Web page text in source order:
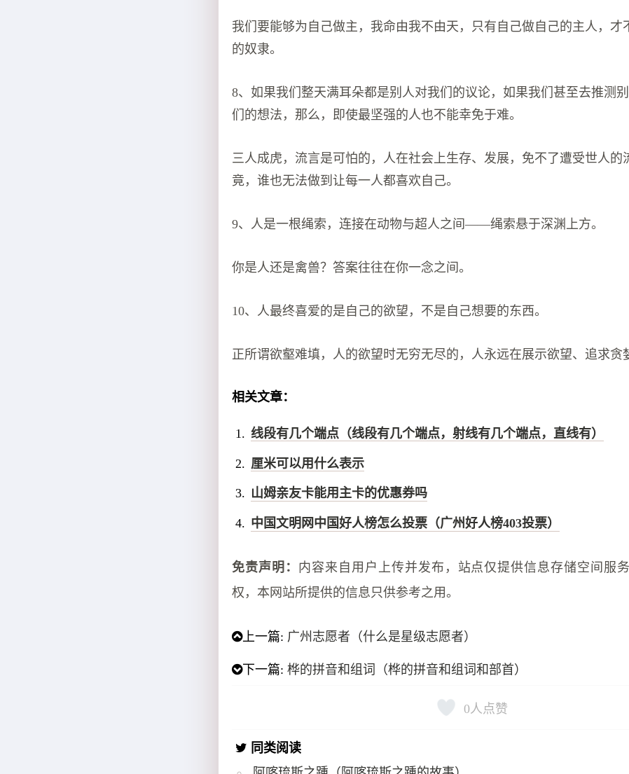
我们要能够为自己做主，我命由我不由天，只有自己做自己的主人，才
的奴隶。
8、如果我们整天满耳朵都是别人对我们的议论，如果我们甚至去推测
们的想法，那么，即使最坚强的人也不能幸免于难。
三人成虎，流言是可怕的，人在社会上生存、发展，免不了遭受世人的
竟，谁也无法做到让每一人都喜欢自己。
9、人是一根绳索，连接在动物与超人之间——绳索悬于深渊上方。
你是人还是禽兽？答案往往在你一念之间。
10、人最终喜爱的是自己的欲望，不是自己想要的东西。
正所谓欲壑难填，人的欲望时无穷无尽的，人永远在展示欲望、追求贪
相关文章：
线段有几个端点（线段有几个端点，射线有几个端点，直线有）
厘米可以用什么表示
山姆亲友卡能用主卡的优惠券吗
中国文明网中国好人榜怎么投票（广州好人榜403投票）
免责声明： 内容来自用户上传并发布，站点仅提供信息存储空间服
权，本网站所提供的信息只供参考之用。
上一篇: 广州志愿者（什么是星级志愿者）
下一篇:桦的拼音和组词（桦的拼音和组词和部首）
0人点赞
同类阅读